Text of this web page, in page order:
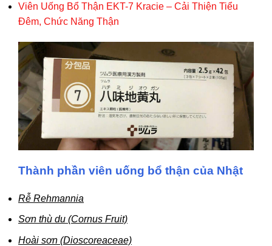
Viên Uống Bổ Thận EKT-7 Kracie – Cải Thiện Tiểu
Đêm, Chức Năng Thận
Thành phần viên uống bổ thận của Nhật
Rễ Rehmannia
Sơn thù du (Cornus Fruit)
Hoài sơn (Dioscoreaceae)